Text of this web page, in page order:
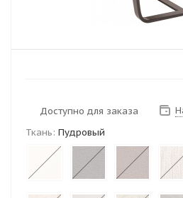
Доступно для заказа
Ткань: Пудровый